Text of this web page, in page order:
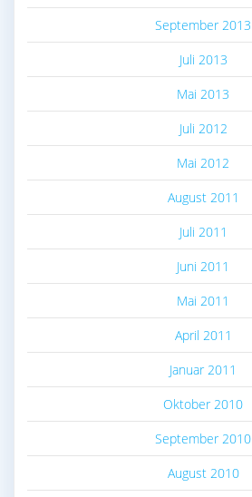
September 2013
Juli 2013
Mai 2013
Juli 2012
Mai 2012
August 2011
Juli 2011
Juni 2011
Mai 2011
April 2011
Januar 2011
Oktober 2010
September 2010
August 2010